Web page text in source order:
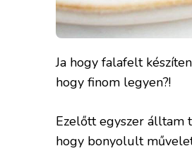
Ja hogy falafelt
hogy finom legyen?!
Ezelőtt egyszer álltam
hogy bonyolult